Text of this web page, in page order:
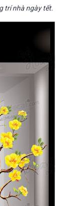
trí nhà ngày tết.